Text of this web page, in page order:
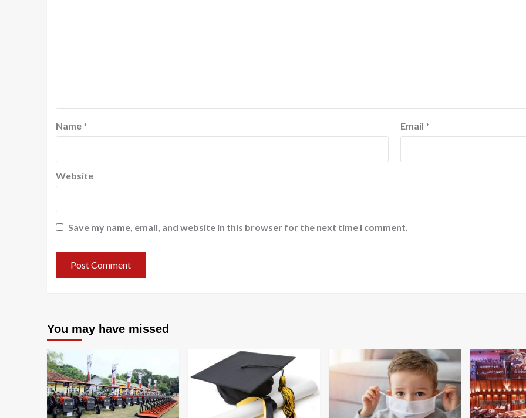
Name * Email *
Website
Save my name, email, and website in this browser for the next time I comment.
You may have missed